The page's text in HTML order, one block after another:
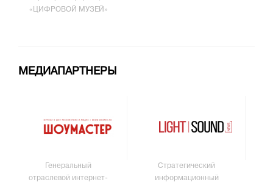
«ЦИФРОВОЙ МУЗЕЙ»
МЕДИАПАРТНЕРЫ
Генеральный
отраслевой интернет-
Стратегический
информационный